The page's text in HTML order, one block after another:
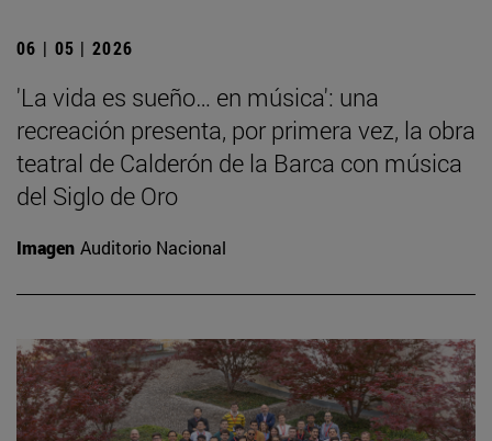
06 | 05 | 2026
'La vida es sueño… en música': una
recreación presenta, por primera vez, la obra
teatral de Calderón de la Barca con música
del Siglo de Oro
Imagen Auditorio Nacional